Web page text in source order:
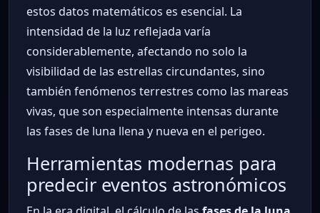
estos datos matemáticos es esencial. La
intensidad de la luz reflejada varía
considerablemente, afectando no solo la
visibilidad de las estrellas circundantes, sino
también fenómenos terrestres como las mareas
vivas, que son especialmente intensas durante
las fases de luna llena y nueva en el perigeo.
Herramientas modernas para
predecir eventos astronómicos